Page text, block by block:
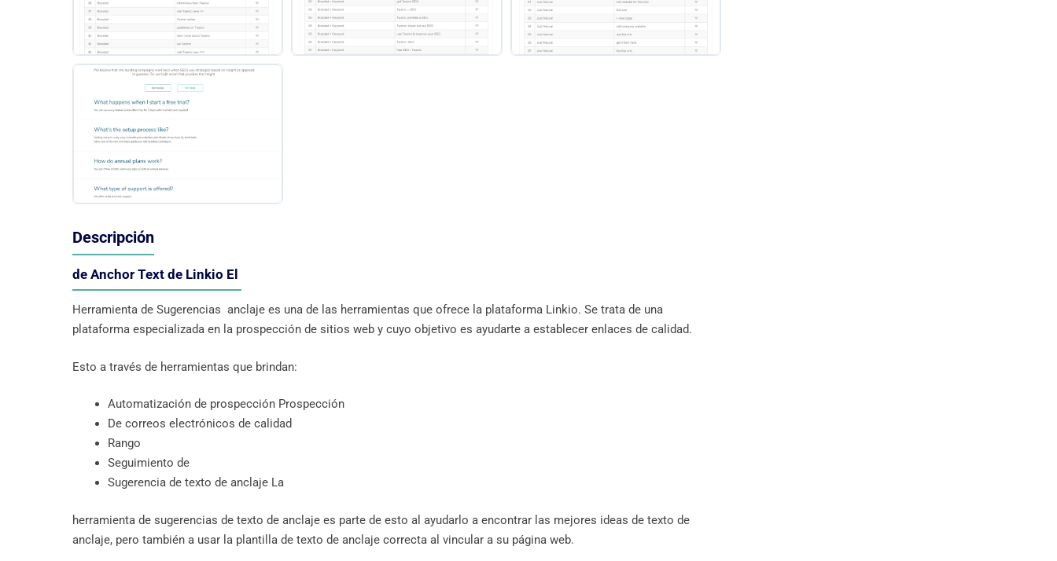
Descripción
de Anchor Text de Linkio El
Herramienta de Sugerencias anclaje es una de las herramientas que ofrece la plataforma Linkio. Se trata de una
plataforma especializada en la prospección de sitios web y cuyo objetivo es ayudarte a establecer enlaces de calidad.
Esto a través de herramientas que brindan:
Automatización de prospección Prospección
De correos electrónicos de calidad
Rango
Seguimiento de
Sugerencia de texto de anclaje La
herramienta de sugerencias de texto de anclaje es parte de esto al ayudarlo a encontrar las mejores ideas de texto de
anclaje, pero también a usar la plantilla de texto de anclaje correcta al vincular a su página web.